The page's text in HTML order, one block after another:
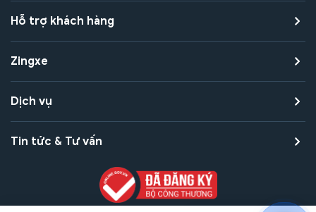
Hỗ trợ khách hàng
Zingxe
Dịch vụ
Tin tức & Tư vấn